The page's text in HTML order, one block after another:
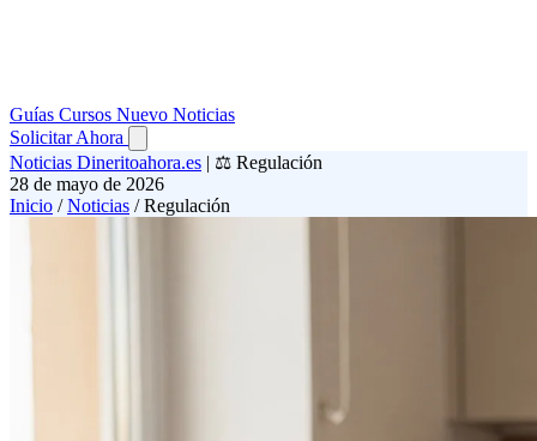
Guías Cursos Nuevo Noticias
Solicitar Ahora
Noticias Dineritoahora.es | ⚖️ Regulación
28 de mayo de 2026
Inicio / Noticias / Regulación